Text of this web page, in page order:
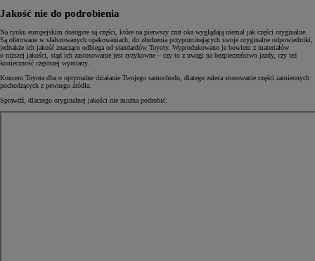
Jakość nie do podrobienia
Na rynku europejskim dostępne są części, które na pierwszy rzut oka wyglądają niemal jak części oryginalne.
Są oferowane w sfałszowanych opakowaniach, do złudzenia przypominających swoje oryginalne odpowiedniki,
jednakże ich jakość znacząco odbiega od standardów Toyoty. Wyprodukowano je bowiem z materiałów
o niższej jakości, stąd ich zastosowanie jest ryzykowne – czy to z uwagi na bezpieczeństwo jazdy, czy też
konieczność częstszej wymiany.
Koncern Toyota dba o optymalne działanie Twojego samochodu, dlatego zaleca stosowanie części zamiennych
pochodzących z pewnego źródła.
Sprawdź, dlaczego oryginalnej jakości nie można podrobić: